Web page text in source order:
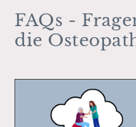
FAQs -
die